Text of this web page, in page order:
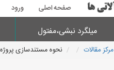
صفحه اصلی ورود
میلگرد نبشی،مفتول
مرکز مقالات نحوه مستندسازی